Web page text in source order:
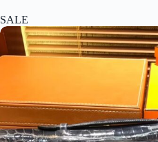
SALE